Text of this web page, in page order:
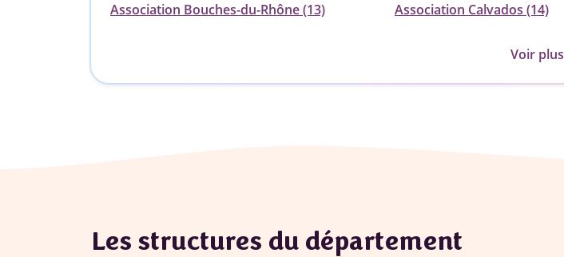
Association Bouches-du-Rhône (13)
Association Calvados (14)
Voir plus
Les structures du département